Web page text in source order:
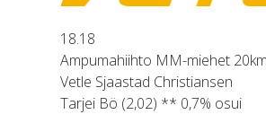
18.18
Ampumahiihto MM-miehet
Vetle Sjaastad Christiansen
Tarjei Bö (2,02) ** 0,7% osui